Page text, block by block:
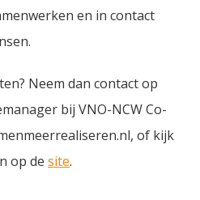
en in contact
Neem dan contact op
bij VNO-NCW Co-
of kijk
op de site.